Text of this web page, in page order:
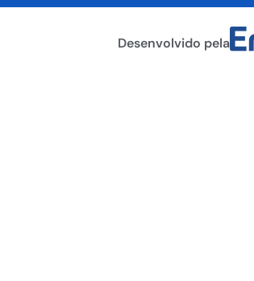
Desenvolvido pela